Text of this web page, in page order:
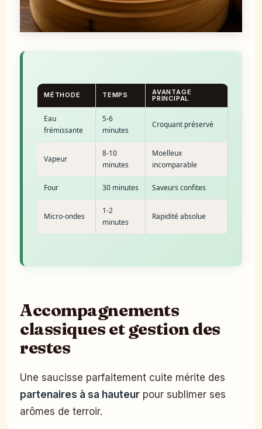
MÉTHODE TEMPS AVANTAGE
PRINCIPAL
Eau
frémissante
5-6
minutes
Croquant préservé
Vapeur
8-10
minutes
Moelleux
incomparable
Four 30 minutes Saveurs confites
Micro-ondes
1-2
minutes
Rapidité absolue
Accompagnements
classiques et gestion des
restes
Une saucisse parfaitement cuite mérite des
partenaires à sa hauteur pour sublimer ses
arômes de terroir.